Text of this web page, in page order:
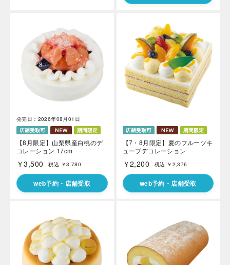
発売日：2026年08月01日
【8月限定】山梨県産白桃のデ
コレーション 17cm
￥3,500 税込 ￥3,780
web予約・店舗受取
【7・8月限定】夏のフルーツキ
ューブデコレーション
￥2,200 税込 ￥2,376
web予約・店舗受取